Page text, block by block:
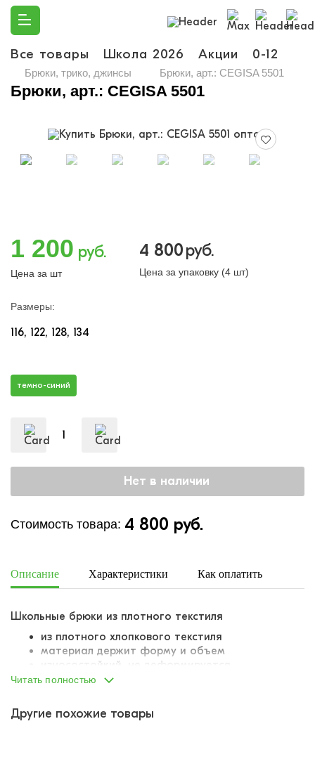
Все товары Школа 2026 Акции 0-12
Брюки, трико, джинсы Брюки, арт.: CEGISA 5501
Брюки, арт.: CEGISA 5501
1 200 руб.
Цена за шт
4 800руб.
Цена за упаковку (4 шт)
Размеры:
116 122 128 134
темно-синий
Стоимость товара: 4 800 руб.
Описание Характеристики Как оплатить
Школьные брюки из плотного текстиля
из плотного хлопкового текстиля
материал держит форму и объем
износостойкий, не деформируется
на брючном поясе - застегиваются на молнию
слегка сужающиеся книзу раструбы штанин
Читать полностью
Другие похожие товары